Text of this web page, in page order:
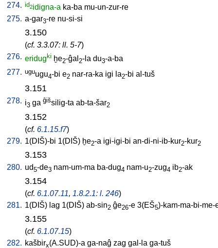
274. id2idigna-a ka-ba mu-un-zur-re
275. a-gar3-re nu-si-si
3.150
(cf. 3.3.07: ll. 5-7)
276. eridugki ḫe2-ĝal 2-la du3-a-ba
277. uguugu4-bi e2 nar-ra-ka igi la2-bi al-tuš
3.151
278. i3 ga ĝišsilig-ta ab-ta-šar2
3.152
(cf. 6.1.15.f7)
279. 1(DIŠ)-bi 1(DIŠ) ḫe2-a igi-igi-bi an-di-ni-ib-kur2-kur2
3.153
280. ud5-de3 nam-um-ma ba-dug4 nam-u2-zug4 ib2-ak
3.154
(cf. 6.1.07.11, 1.8.2.1: l. 246)
281. 1(DIŠ) lag 1(DIŠ) ab-sin2 ĝe26-e 3(EŠ5)-kam-ma-bi-me-
3.155
(cf. 6.1.07.15)
282. kašbirx(A.SUD)-a ga-naĝ zag gal-la ga-tuš